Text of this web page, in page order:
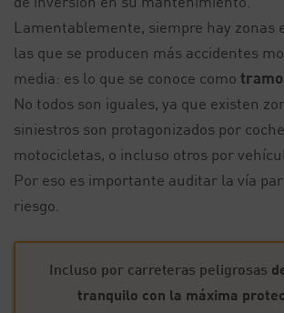
Lamentablemente, siempre hay zonas
las que se producen más accidentes
media: es lo que se conoce como
No todos son iguales, ya que existen
siniestros son protagonizados por
motocicletas, o incluso otros por
Por eso es importante auditar la vía
riesgo.
Incluso por carreteras peligrosas
tranquilo con la máxima